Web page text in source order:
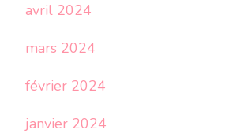
avril 2024
mars 2024
février 2024
janvier 2024